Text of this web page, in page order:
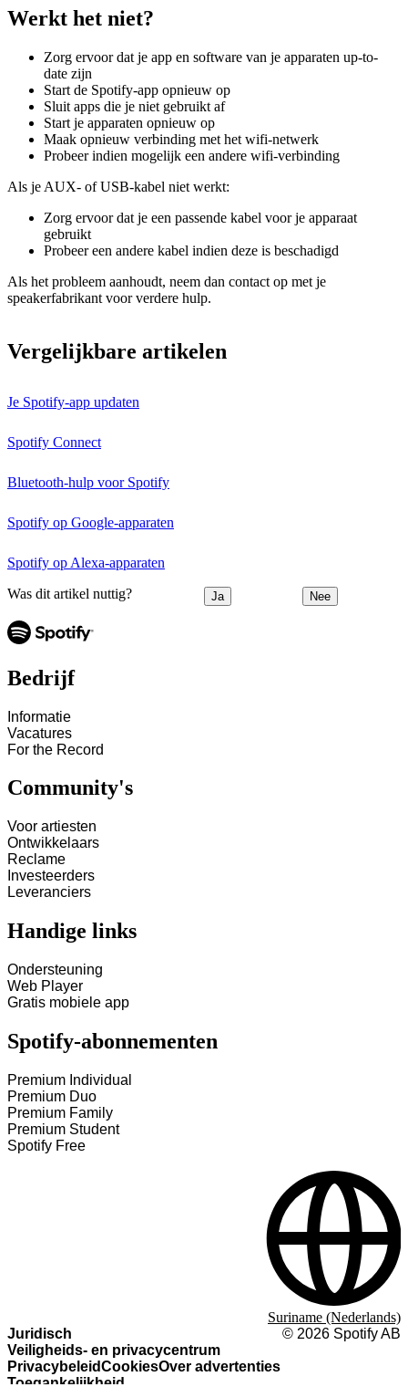
Werkt het niet?
Zorg ervoor dat je app en software van je apparaten up-to-
date zijn
Start de Spotify-app opnieuw op
Sluit apps die je niet gebruikt af
Start je apparaten opnieuw op
Maak opnieuw verbinding met het wifi-netwerk
Probeer indien mogelijk een andere wifi-verbinding
Als je AUX- of USB-kabel niet werkt:
Zorg ervoor dat je een passende kabel voor je apparaat
gebruikt
Probeer een andere kabel indien deze is beschadigd
Als het probleem aanhoudt, neem dan contact op met je
speakerfabrikant voor verdere hulp.
Vergelijkbare artikelen
Je Spotify-app updaten
Spotify Connect
Bluetooth-hulp voor Spotify
Spotify op Google-apparaten
Spotify op Alexa-apparaten
Was dit artikel nuttig? Ja Nee
Bedrijf
Informatie
Vacatures
For the Record
Community's
Voor artiesten
Ontwikkelaars
Reclame
Investeerders
Leveranciers
Handige links
Ondersteuning
Web Player
Gratis mobiele app
Spotify-abonnementen
Premium Individual
Premium Duo
Premium Family
Premium Student
Spotify Free
Juridisch
Veiligheids- en privacycentrum
PrivacybeleidCookiesOver advertenties
Toegankelijkheid
© 2026 Spotify AB
Suriname (Nederlands)